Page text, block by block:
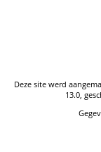
Deze site werd
13.0,